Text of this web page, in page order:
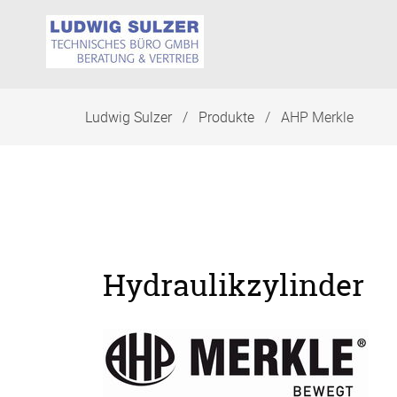
überspringen
Ludwig Sulzer Produkte AHP Merkle
Hydraulikzylinder